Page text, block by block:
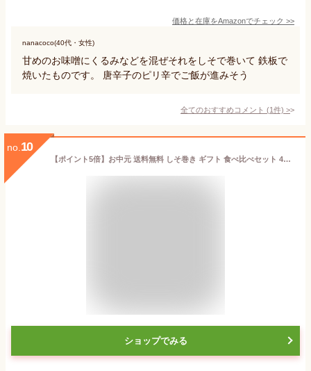
価格と在庫をAmazonでチェック >>
nanacoco(40代・女性)
甘めのお味噌にくるみなどを混ぜそれをしそで巻いて 鉄板で
焼いたものです。 唐辛子のピリ辛でご飯が進みそう
全てのおすすめコメント (1件) >
no. 10
【ポイント5倍】お中元 送料無料 しそ巻き ギフト 食べ比べセット 40本入り 贈り物 詰め合わせ のし 黒ごま カレー はちみつ えごま ポイント ご飯のお供 おつまみ 珍味 ごはんのおとも お試し お取り寄せ 味噌 しそ 紫蘇 買い周り おかず 宮城県 仙台 手土産
ショップでみる